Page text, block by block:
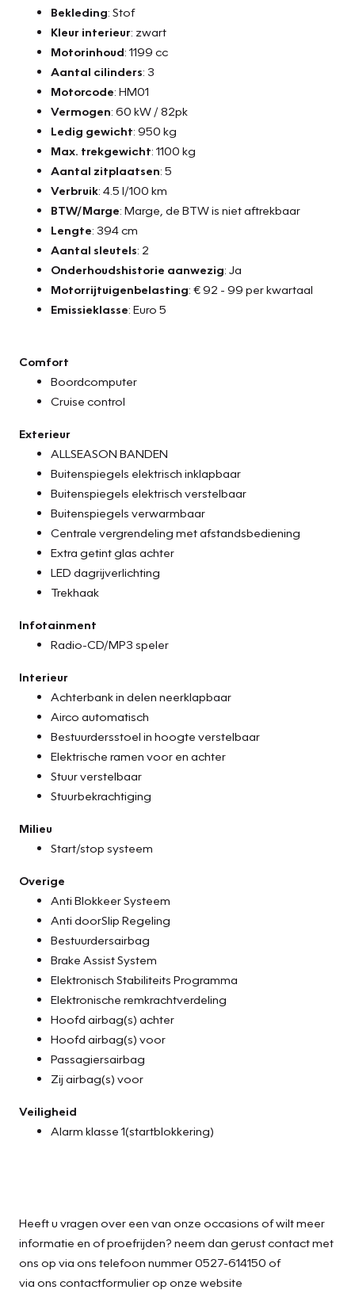
Bekleding: Stof
Kleur interieur: zwart
Motorinhoud: 1199 cc
Aantal cilinders: 3
Motorcode: HM01
Vermogen: 60 kW / 82pk
Ledig gewicht: 950 kg
Max. trekgewicht: 1100 kg
Aantal zitplaatsen: 5
Verbruik: 4.5 l/100 km
BTW/Marge: Marge, de BTW is niet aftrekbaar
Lengte: 394 cm
Aantal sleutels: 2
Onderhoudshistorie aanwezig: Ja
Motorrijtuigenbelasting: € 92 - 99 per kwartaal
Emissieklasse: Euro 5
Comfort
Boordcomputer
Cruise control
Exterieur
ALLSEASON BANDEN
Buitenspiegels elektrisch inklapbaar
Buitenspiegels elektrisch verstelbaar
Buitenspiegels verwarmbaar
Centrale vergrendeling met afstandsbediening
Extra getint glas achter
LED dagrijverlichting
Trekhaak
Infotainment
Radio-CD/MP3 speler
Interieur
Achterbank in delen neerklapbaar
Airco automatisch
Bestuurdersstoel in hoogte verstelbaar
Elektrische ramen voor en achter
Stuur verstelbaar
Stuurbekrachtiging
Milieu
Start/stop systeem
Overige
Anti Blokkeer Systeem
Anti doorSlip Regeling
Bestuurdersairbag
Brake Assist System
Elektronisch Stabiliteits Programma
Elektronische remkrachtverdeling
Hoofd airbag(s) achter
Hoofd airbag(s) voor
Passagiersairbag
Zij airbag(s) voor
Veiligheid
Alarm klasse 1(startblokkering)
Heeft u vragen over een van onze occasions of wilt meer
informatie en of proefrijden? neem dan gerust contact met
ons op via ons telefoon nummer 0527-614150 of
via ons contactformulier op onze website